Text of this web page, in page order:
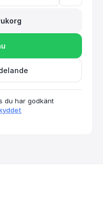
du har godkänt